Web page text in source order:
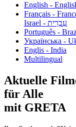
English -
Français -
עִבְרִית - Israel
Português -
Українська -
Englis - India
Multilingual
Aktuelle
für Alle
mit GRETA